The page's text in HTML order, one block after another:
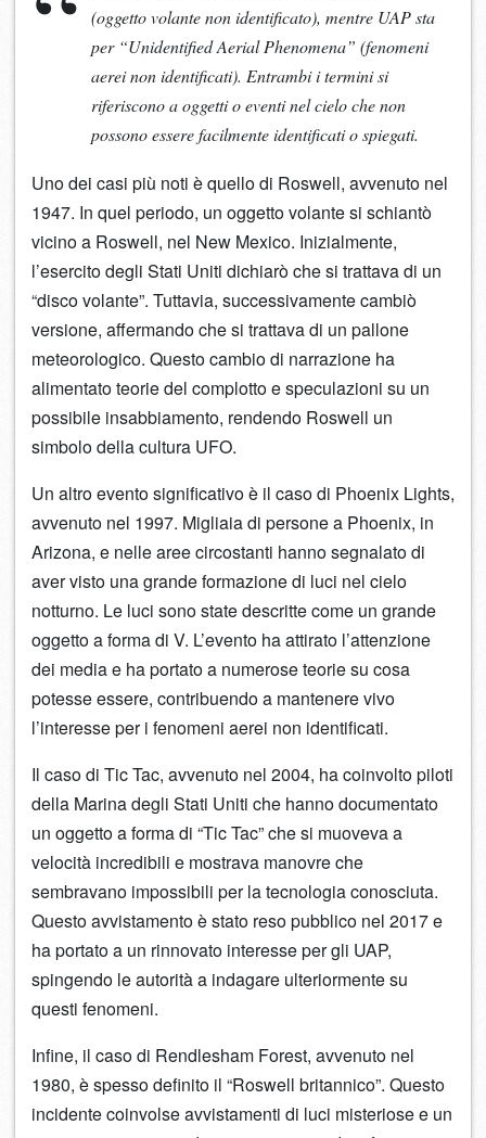
(oggetto volante non identificato), mentre UAP sta
per “Unidentified Aerial Phenomena” (fenomeni
aerei non identificati). Entrambi i termini si
riferiscono a oggetti o eventi nel cielo che non
possono essere facilmente identificati o spiegati.
Uno dei casi più noti è quello di Roswell, avvenuto nel
1947. In quel periodo, un oggetto volante si schiantò
vicino a Roswell, nel New Mexico. Inizialmente,
l’esercito degli Stati Uniti dichiarò che si trattava di un
“disco volante”. Tuttavia, successivamente cambiò
versione, affermando che si trattava di un pallone
meteorologico. Questo cambio di narrazione ha
alimentato teorie del complotto e speculazioni su un
possibile insabbiamento, rendendo Roswell un
simbolo della cultura UFO.
Un altro evento significativo è il caso di Phoenix Lights,
avvenuto nel 1997. Migliaia di persone a Phoenix, in
Arizona, e nelle aree circostanti hanno segnalato di
aver visto una grande formazione di luci nel cielo
notturno. Le luci sono state descritte come un grande
oggetto a forma di V. L’evento ha attirato l’attenzione
dei media e ha portato a numerose teorie su cosa
potesse essere, contribuendo a mantenere vivo
l’interesse per i fenomeni aerei non identificati.
Il caso di Tic Tac, avvenuto nel 2004, ha coinvolto piloti
della Marina degli Stati Uniti che hanno documentato
un oggetto a forma di “Tic Tac” che si muoveva a
velocità incredibili e mostrava manovre che
sembravano impossibili per la tecnologia conosciuta.
Questo avvistamento è stato reso pubblico nel 2017 e
ha portato a un rinnovato interesse per gli UAP,
spingendo le autorità a indagare ulteriormente su
questi fenomeni.
Infine, il caso di Rendlesham Forest, avvenuto nel
1980, è spesso definito il “Roswell britannico”. Questo
incidente coinvolse avvistamenti di luci misteriose e un